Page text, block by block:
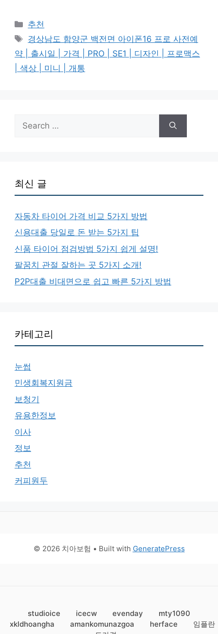
Categories
추천
Tags
경상남도 함양군 백전면 아이폰16 프로 사전예
약 | 출시일 | 가격 | PRO | SE1 | 디자인 | 프로맥스
| 색상 | 미니 | 개통
for:
최신 글
자동차 타이어 가격 비교 5가지 방법
신용대출 당일로 돈 받는 5가지 팁
신품 타이어 점검방법 5가지 쉽게 설명!
팔꿈치 관절 잘하는 곳 5가지 소개!
P2P대출 비대면으로 쉽고 빠른 5가지 방법
카테고리
눈썹
민생회복지원금
보청기
유용한정보
이사
정보
추천
커피원두
© 2026 치아보험 • Built with GeneratePress
studioice icecw evenday
mty1090
xkldhoangha
amankomunazgoa herface
임플란